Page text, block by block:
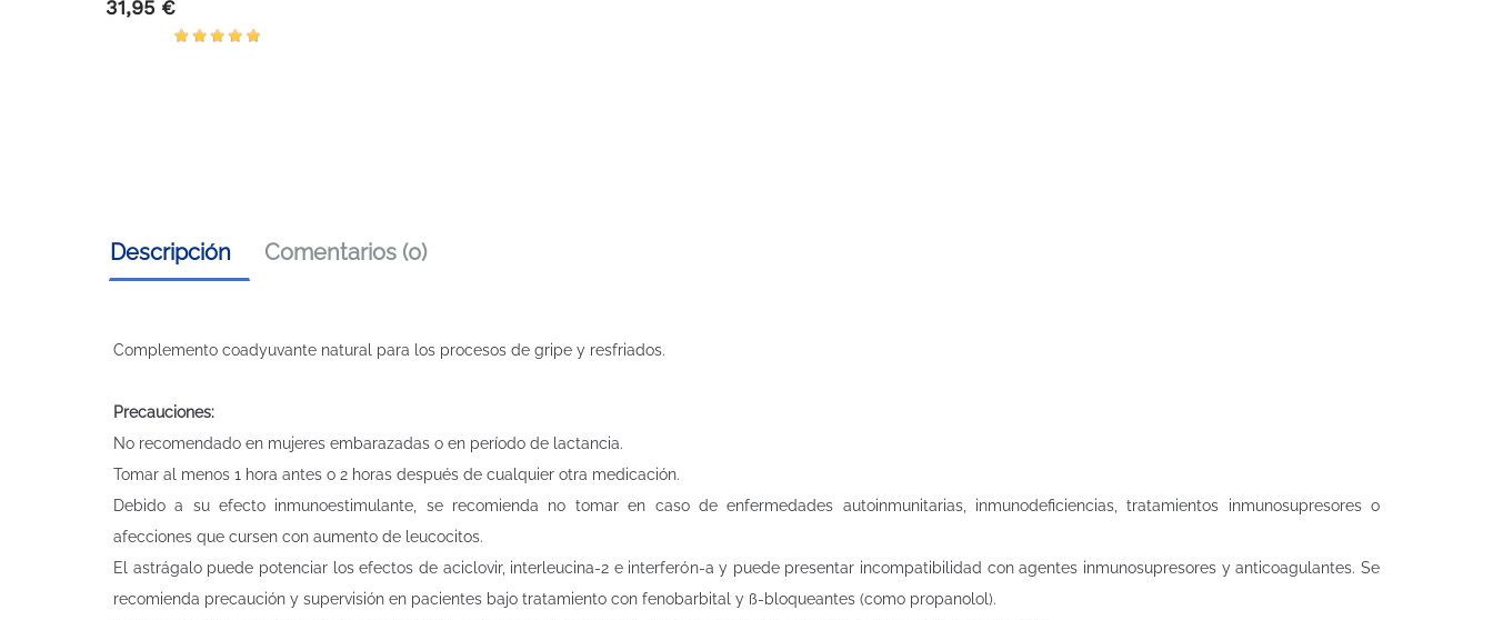
Precio
31,95 €
Descripción Comentarios (0)
Complemento coadyuvante natural para los procesos de gripe y resfriados.
Precauciones:
No recomendado en mujeres embarazadas o en período de lactancia.
Tomar al menos 1 hora antes o 2 horas después de cualquier otra medicación.
Debido a su efecto inmunoestimulante, se recomienda no tomar en caso de enfermedades autoinmunitarias, inmunodeficiencias, tratamientos inmunosupresores o
afecciones que cursen con aumento de leucocitos.
El astrágalo puede potenciar los efectos de aciclovir, interleucina-2 e interferón-a y puede presentar incompatibilidad con agentes inmunosupresores y anticoagulantes. Se
recomienda precaución y supervisión en pacientes bajo tratamiento con fenobarbital y ß-bloqueantes (como propanolol).